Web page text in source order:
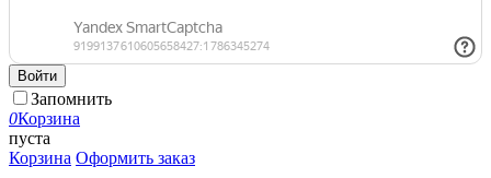
Войти
Запомнить
0Корзина
пуста
Корзина Оформить заказ